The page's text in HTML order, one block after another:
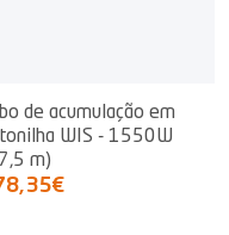
de acumulação em
WIS - 1550W
m)